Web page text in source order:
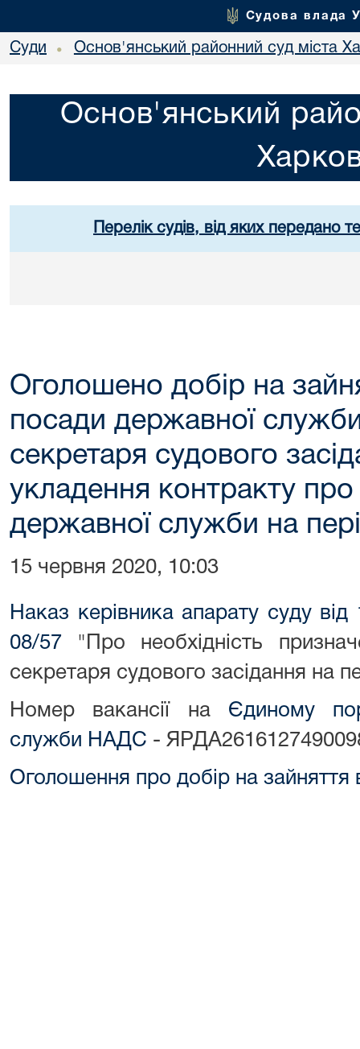
Судова влада
Суди • Основ'янський районний суд міста
Основ'янський
Перелік судів, від яких передано
Оголошено добір на
посади державної служби
секретаря судового
укладення контракту
державної служби на
15 червня 2020, 10:03
Наказ керівника апарату суду
08/57 "Про необхідність
секретаря судового засідання на
Номер вакансії на Єдиному
служби НАДС -
Оголошення про добір на зайняття